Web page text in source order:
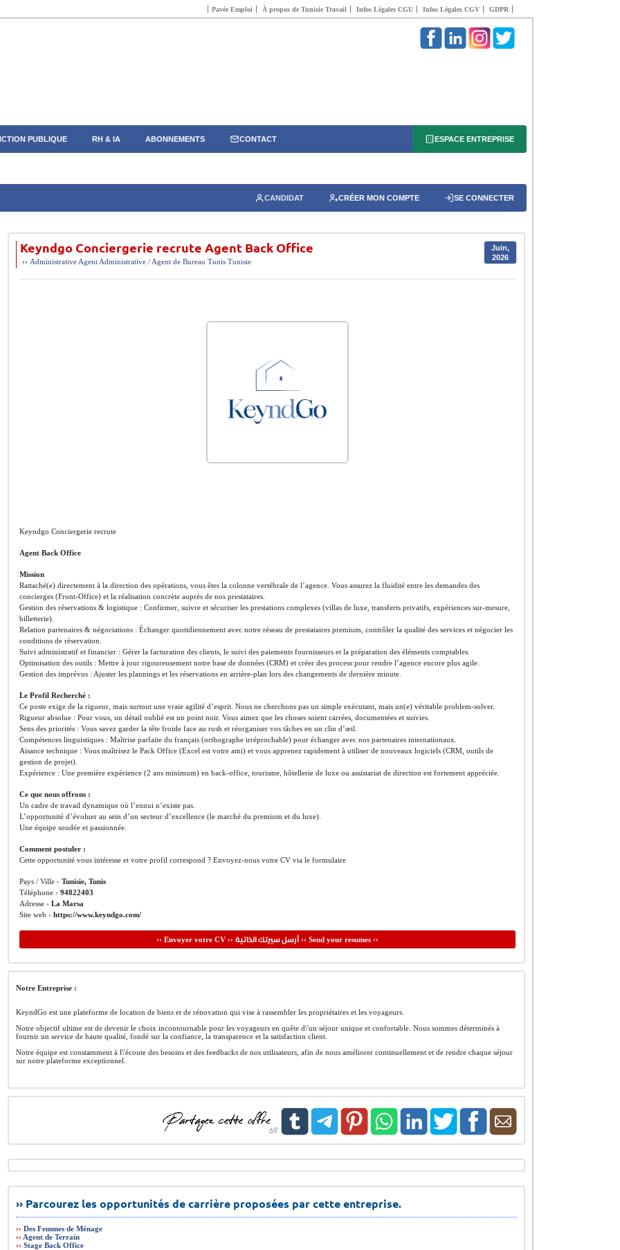
Pavée Emploi À propos de Tunisie Travail Infos Légales CGU Infos Légales CGV GDPR
PUBLIQUE RH & IA ABONNEMENTS CONTACT ESPACE ENTREPRISE
CANDIDAT CRÉER MON COMPTE SE CONNECTER
Keyndgo Conciergerie recrute Agent Back Office
Juin,
2026
›› Administrative Agent Administrative / Agent de Bureau Tunis Tunisie
Keyndgo Conciergerie recrute
Agent Back Office
Mission
Rattaché(e) directement à la direction des opérations, vous êtes la colonne vertébrale de l’agence. Vous assurez la fluidité entre les demandes des
concierges (Front-Office) et la réalisation concrète auprès de nos prestataires.
Gestion des réservations & logistique : Confirmer, suivre et sécuriser les prestations complexes (villas de luxe, transferts privatifs, expériences sur-mesure,
billetterie).
Relation partenaires & négociations : Échanger quotidiennement avec notre réseau de prestataires premium, contrôler la qualité des services et négocier les
conditions de réservation.
Suivi administratif et financier : Gérer la facturation des clients, le suivi des paiements fournisseurs et la préparation des éléments comptables.
Optimisation des outils : Mettre à jour rigoureusement notre base de données (CRM) et créer des process pour rendre l’agence encore plus agile.
Gestion des imprévus : Ajuster les plannings et les réservations en arrière-plan lors des changements de dernière minute.
Le Profil Recherché :
Ce poste exige de la rigueur, mais surtout une vraie agilité d’esprit. Nous ne cherchons pas un simple exécutant, mais un(e) véritable problem-solver.
Rigueur absolue : Pour vous, un détail oublié est un point noir. Vous aimez que les choses soient carrées, documentées et suivies.
Sens des priorités : Vous savez garder la tête froide face au rush et réorganiser vos tâches en un clin d’œil.
Compétences linguistiques : Maîtrise parfaite du français (orthographe irréprochable) pour échanger avec nos partenaires internationaux.
Aisance technique : Vous maîtrisez le Pack Office (Excel est votre ami) et vous apprenez rapidement à utiliser de nouveaux logiciels (CRM, outils de
gestion de projet).
Expérience : Une première expérience (2 ans minimum) en back-office, tourisme, hôtellerie de luxe ou assistariat de direction est fortement appréciée.
Ce que nous offrons :
Un cadre de travail dynamique où l’ennui n’existe pas.
L’opportunité d’évoluer au sein d’un secteur d’excellence (le marché du premium et du luxe).
Une équipe soudée et passionnée.
Comment postuler :
Cette opportunité vous intéresse et votre profil correspond ? Envoyez-nous votre CV via le formulaire
Pays / Ville › Tunisie, Tunis
Téléphone › 94822403
Adresse › La Marsa
Site web › https://www.keyndgo.com/
›› Envoyer votre CV ›› أرسل سيرتك الذاتية‹‹ Send your resumes ‹‹
Notre Entreprise :
KeyndGo est une plateforme de location de biens et de rénovation qui vise à rassembler les propriétaires et les voyageurs.
Notre objectif ultime est de devenir le choix incontournable pour les voyageurs en quête d\'un séjour unique et confortable. Nous sommes déterminés à
fournir un service de haute qualité, fondé sur la confiance, la transparence et la satisfaction client.
Notre équipe est constamment à l\'écoute des besoins et des feedbacks de nos utilisateurs, afin de nous améliorer continuellement et de rendre chaque séjour
sur notre plateforme exceptionnel.
›› Parcourez les opportunités de carrière proposées par cette entreprise.
›› Des Femmes de Ménage
›› Agent de Terrain
›› Stage Back Office